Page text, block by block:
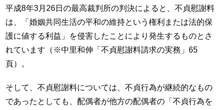
平成8年3月26日の最高裁判所の判決によると、不貞慰謝料
は、「婚姻共同生活の平和の維持という権利または法的保
護に値する利益」を侵害したことにより発生するものとさ
れています（※中里和伸「不貞慰謝料請求の実務」65
頁）。
そして、不貞慰謝料については、不貞行為が継続的なもの
であったとしても、配偶者が他方の配偶者の「不貞行為を